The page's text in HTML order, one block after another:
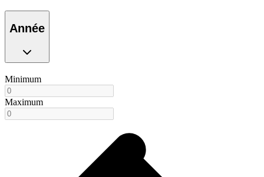
Année
Minimum
Maximum